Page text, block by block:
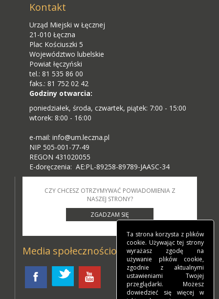
Kontakt
Urząd Miejski w Łęcznej
21-010 Łęczna
Plac Kościuszki 5
Województwo lubelskie
Powiat łęczyński
tel.: 81 535 86 00
faks.: 81 752 02 42
Godziny otwarcia:
poniedziałek, środa, czwartek, piątek: 7:00 - 15:00
wtorek: 8:00 - 16:00
e-mail: info@um.leczna.pl
NIP 505-001-77-49
REGON 431020055
E-doręczenia: AE:PL-89258-89789-JAASC-34
CZY CHCESZ OTRZYMYWAĆ POWIADOMIENIA Z
NASZEJ STRONY?
ZGADZAM SIĘ
Media społecznościowe
Ta strona korzysta z plików
cookie. Używając tej strony
wyrażasz zgodę na
używanie plików cookie,
zgodnie z aktualnymi
ustawieniami Twojej
przeglądarki. Możesz
dowiedzieć się więcej w